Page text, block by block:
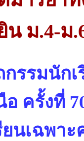
น ม.4-ม
รรมนัก
อ ครั้งที่
ยนเฉพา